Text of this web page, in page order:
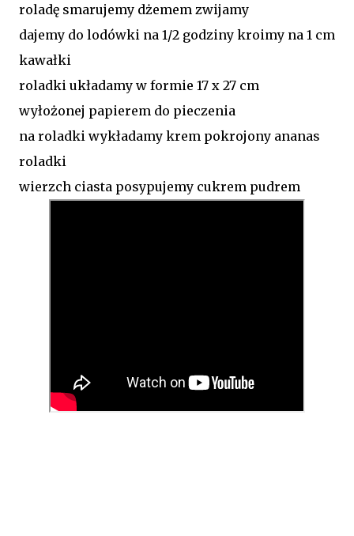
roladę smarujemy dżemem zwijamy
dajemy do lodówki na 1/2 godziny kroimy na 1 cm
kawałki
roladki układamy w formie 17 x 27 cm
wyłożonej papierem do pieczenia
na roladki wykładamy krem pokrojony ananas
roladki
wierzch ciasta posypujemy cukrem pudrem